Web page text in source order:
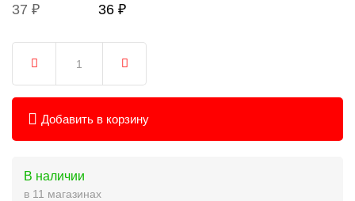
37 ₽ 36 ₽
Добавить в корзину
В наличии
в 11 магазинах